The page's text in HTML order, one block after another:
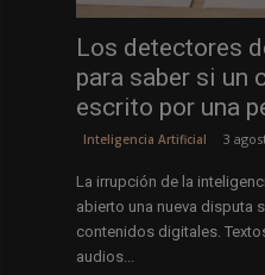
Los detectores
para saber si un
escrito por una
Inteligencia Artificial 3
La irrupción de la
abierto una nueva disputa
contenidos digitales.
audios...